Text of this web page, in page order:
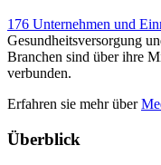
176 Unternehmen und
Gesundheitsversorgung
Branchen sind über ihre
verbunden.
Erfahren sie mehr über
Überblick